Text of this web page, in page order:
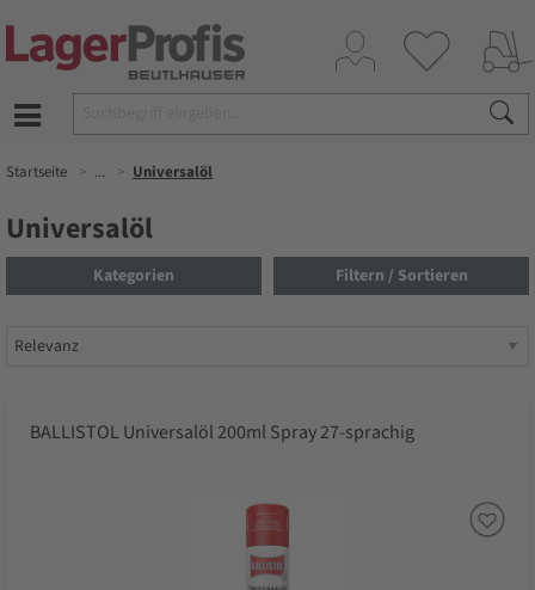
Startseite ... Universalöl
Universalöl
Kategorien Filtern / Sortieren
BALLISTOL Universalöl 200ml Spray 27-sprachig